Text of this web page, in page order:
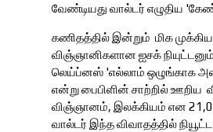
வேண்டியது வால்டர் எழுதிய
கணிதத்தில் இன்றும் மிக
விஞ்ஞானிகளான ஐசக்
லெய்ப்னஸ் 'எல்லாம் ஒழுங்காக
என்று பைபிளின் சாற்றில்
விஞ்ஞானம், இலக்கியம் என
வால்டர் இந்த விவாதத்தில்